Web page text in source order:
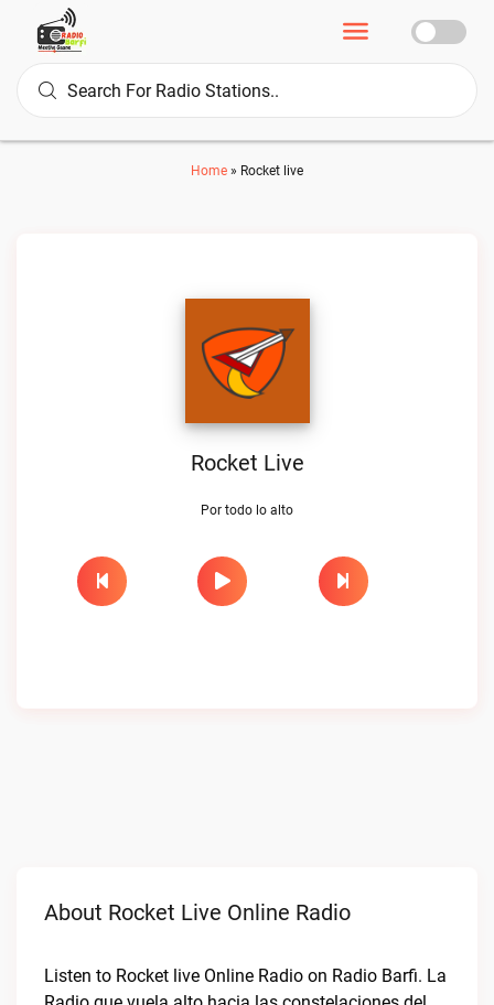
Home » Rocket live
Rocket Live
Por todo lo alto
About Rocket Live Online Radio
Listen to Rocket live Online Radio on Radio Barfi. La